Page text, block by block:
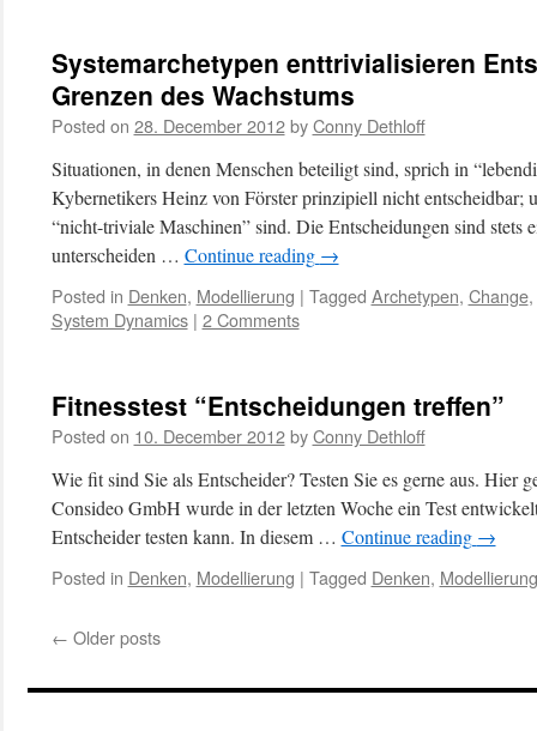
Systemarchetypen enttrivialisieren
Grenzen des Wachstums
Posted on 28. December 2012 by Conny Dethloff
Situationen, in denen Menschen beteiligt sind, sprich in
Kybernetikers Heinz von Förster prinzipiell nicht entscheidbar;
“nicht-triviale Maschinen” sind. Die Entscheidungen sind stets
unterscheiden … Continue reading →
Posted in Denken, Modellierung | Tagged Archetypen, Change,
System Dynamics | 2 Comments
Fitnesstest “Entscheidungen treffen”
Posted on 10. December 2012 by Conny Dethloff
Wie fit sind Sie als Entscheider? Testen Sie es gerne aus. Hier
Consideo GmbH wurde in der letzten Woche ein Test
Entscheider testen kann. In diesem … Continue reading →
Posted in Denken, Modellierung | Tagged Denken, Modellierung
← Older posts